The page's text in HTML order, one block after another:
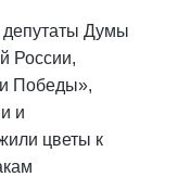
Думы
России,
Победы»,
и
цветы к